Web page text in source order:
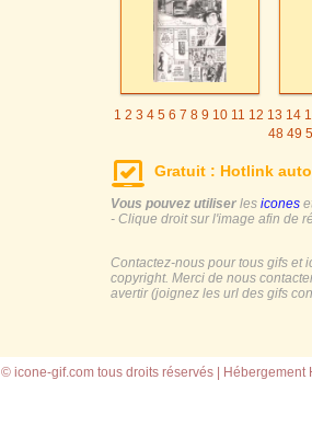
1 2 3 4 5 6 7 8 9 10 11 12 13 14
48 49
Gratuit : Hotlink
Vous pouvez utiliser les icones
- Clique droit sur l'image afin de
Contactez-nous pour tous gifs et
copyright. Merci de nous
avertir (joignez les url des gifs
© icone-gif.com tous droits réservés | Hébergement